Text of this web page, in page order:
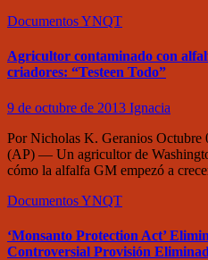
DocumentosYNQT
Agricultor contaminado con
criadores: “Testeen Todo”
9 de octubre de 2013 Ignacia
Por Nicholas K. Geranios
(AP) — Un agricultor de
cómo la alfalfa GM empezó a
DocumentosYNQT
‘Monsanto Protection Act’
Controversial Provisión